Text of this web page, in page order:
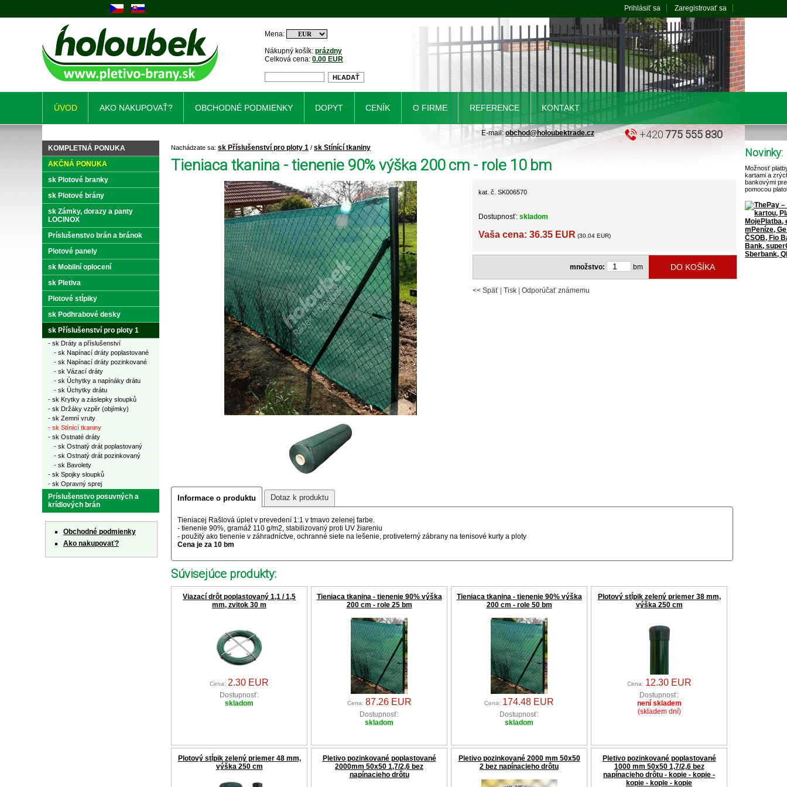
Nachádzate sa: sk Příslušenství pro ploty 1 / sk Stínící tkaniny
Tieniaca tkanina - tienenie 90% výška 200 cm - role 10 bm
kat. č. SK006570
Dostupnosť: skladom
Vaša cena: 36.35 EUR (30.04 EUR)
množstvo: bm
<< Späť Tisk Odporúčať známemu
Informace o produktu Dotaz k produktu
Tieniacej Rašlová úplet v prevedení 1:1 v tmavo zelenej farbe.
- tienenie 90%, gramáž 110 g/m2, stabilizovaný proti UV žiareniu
- použitý ako tienenie v záhradníctve, ochranné siete na lešenie, protiveterný zábrany na tenisové kurty a ploty
Cena je za 10 bm
Súvisejúce produkty:
Viazací drôt poplastovaný 1,1 / 1,5
mm, zvitok 30 m
Cena: 2.30 EUR
Dostupnosť:
skladom
Tieniaca tkanina - tienenie 90% výška
200 cm - role 25 bm
Cena: 87.26 EUR
Dostupnosť:
skladom
Tieniaca tkanina - tienenie 90% výška
200 cm - role 50 bm
Cena: 174.48 EUR
Dostupnosť:
skladom
Plotový stĺpik zelený priemer 38 mm,
výška 250 cm
Cena: 12.30 EUR
Dostupnosť:
není skladem
(skladem dní)
Plotový stĺpik zelený priemer 48 mm,
výška 250 cm
Pletivo pozinkované poplastované
2000mm 50x50 1,7/2,6 bez
napínacieho drôtu
Pletivo pozinkované 2000 mm 50x50
2 bez napínacieho drôtu
Pletivo pozinkované poplastované
1000 mm 50x50 1,7/2,6 bez
napínacieho drôtu - kopie - kopie -
kopie - kopie - kopie
KOMPLETNÁ PONUKA
AKČNÁ PONUKA
sk Plotové branky
sk Plotové brány
sk Zámky, dorazy a panty
LOCINOX
Príslušenstvo brán a bránok
Plotové panely
sk Mobilní oplocení
sk Pletiva
Plotové stĺpiky
sk Podhrabové desky
sk Příslušenství pro ploty 1
- sk Dráty a příslušenství
- sk Napínací dráty poplastované
- sk Napínací dráty pozinkované
- sk Vázací dráty
- sk Úchytky a napínáky drátu
- sk Úchytky drátu
- sk Krytky a záslepky sloupků
- sk Držáky vzpěr (objímky)
- sk Zemní vruty
- sk Stínící tkaniny
- sk Ostnaté dráty
- sk Ostnatý drát poplastovaný
- sk Ostnatý drát pozinkovaný
- sk Bavolety
- sk Spojky sloupků
- sk Opravný sprej
Príslušenstvo posuvných a
krídlových brán
Obchodné podmienky
Ako nakupovať?
Novinky:
Možnosť
kartami a
bankovými
pomocou
Nákupný košík: prázdny
Celková cena: 0.00 EUR
Mena:
Prihlásiť sa Zaregistrovať sa
ÚVOD AKO NAKUPOVAŤ? OBCHODNÉ PODMIENKY DOPYT CENÍK O FIRME REFERENCE KONTAKT
+420775 555 830
E-mail:obchod@holoubektrade.cz